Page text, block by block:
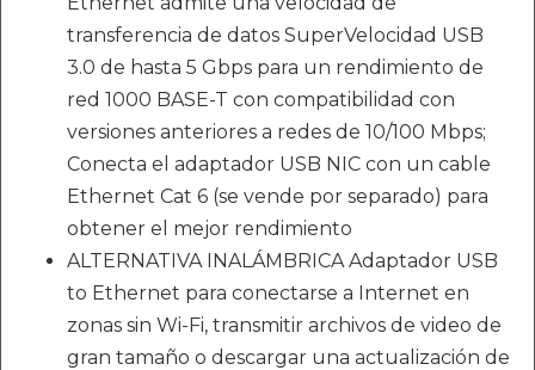
transferencia de datos SuperVelocidad USB
3.0 de hasta 5 Gbps para un rendimiento de
red 1000 BASE-T con compatibilidad con
versiones anteriores a redes de 10/100 Mbps;
Conecta el adaptador USB NIC con un cable
Ethernet Cat 6 (se vende por separado) para
obtener el mejor rendimiento
ALTERNATIVA INALÁMBRICA Adaptador USB
to Ethernet para conectarse a Internet en
zonas sin Wi-Fi, transmitir archivos de video de
gran tamaño o descargar una actualización de